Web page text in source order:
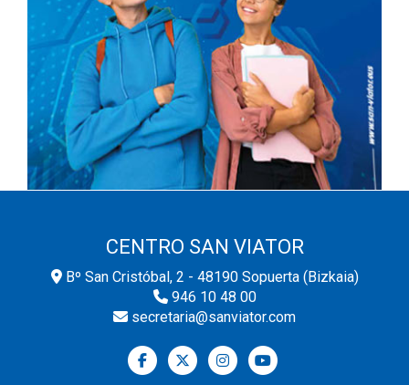
CENTRO SAN VIATOR
Bº San Cristóbal, 2 - 48190 Sopuerta (Bizkaia)
946 10 48 00
secretaria@sanviator.com